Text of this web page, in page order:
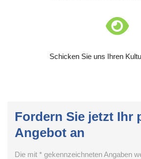
Schicken Sie uns Ihren
Fordern Sie jetzt Ihr
Angebot an
Die mit * gekennzeichneten Angaben